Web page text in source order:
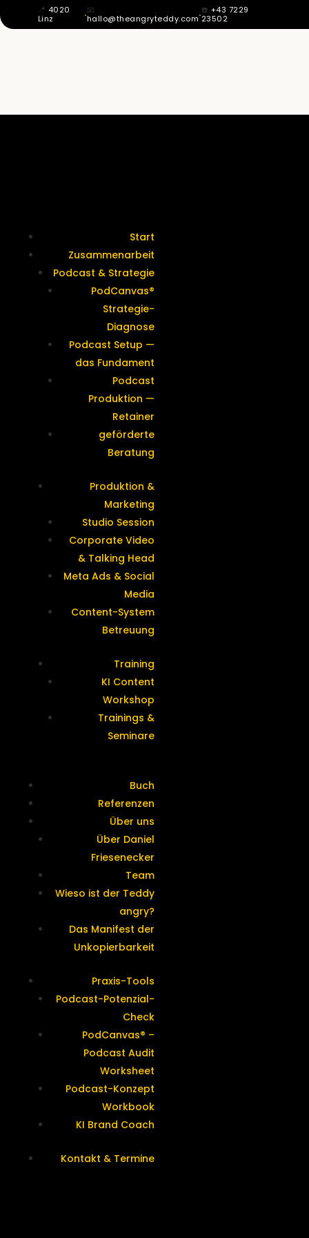
📍 4020
Linz
·📧
hallo@theangryteddy.com·☎️ +43 7229
23502
Start
Zusammenarbeit
Podcast & Strategie
PodCanvas®
Strategie-
Diagnose
Podcast Setup —
das Fundament
Podcast
Produktion —
Retainer
geförderte
Beratung
Produktion &
Marketing
Studio Session
Corporate Video
& Talking Head
Meta Ads & Social
Media
Content-System
Betreuung
Training
KI Content
Workshop
Trainings &
Seminare
Buch
Referenzen
Über uns
Über Daniel
Friesenecker
Team
Wieso ist der Teddy
angry?
Das Manifest der
Unkopierbarkeit
Praxis-Tools
Podcast-Potenzial-
Check
PodCanvas® –
Podcast Audit
Worksheet
Podcast-Konzept
Workbook
KI Brand Coach
Kontakt & Termine